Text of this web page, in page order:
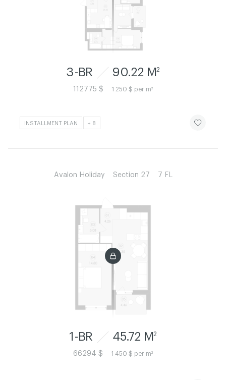
3-BR 90.22 M 2
112775 $ 1 250 $ per m²
INSTALLMENT PLAN + 8 ЧИТАТИ
Avalon Holiday Section 27 7 FL
1-BR 45.72 M 2
66294 $ 1 450 $ per m²